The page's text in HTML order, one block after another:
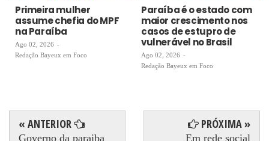
Primeira mulher
assume chefia do MPF
na Paraíba
Ago 02, 2026 -
Redação Bayeux em Foco
Paraíba é o estado com
maior crescimento nos
casos de estupro de
vulnerável no Brasil
Ago 02, 2026 -
Redação Bayeux em Foco
« ANTERIOR
Governo da paraiba
PRÓXIMA »
Em rede social